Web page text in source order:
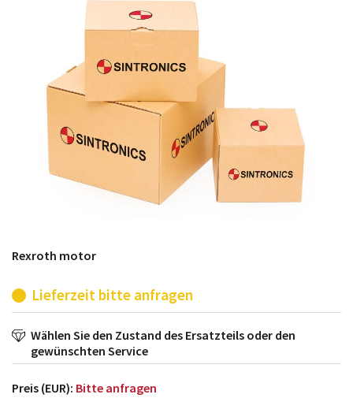
möglich. SINTRONICS ist dann ihr Partner, der
entweder die alten Baugruppen technisch hochwertig
repariert oder ihnen die abgekündigten Baugruppen
aus dem eigenen Lager ersetzt.
Rexroth motor
Lieferzeit bitte anfragen
Wählen Sie den Zustand des Ersatzteils oder den
gewünschten Service
Preis (EUR): Bitte anfragen